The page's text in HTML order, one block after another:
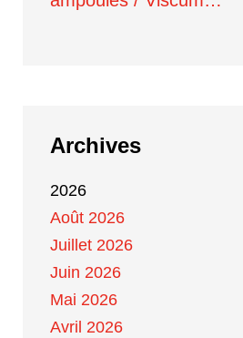
Archives
2026
Août 2026
Juillet 2026
Juin 2026
Mai 2026
Avril 2026